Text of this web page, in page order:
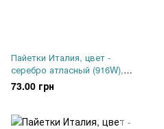
Пайетки Италия, цвет -
серебро атласный (916W),
чаша 4 мм, 2.5 г
73.00 грн